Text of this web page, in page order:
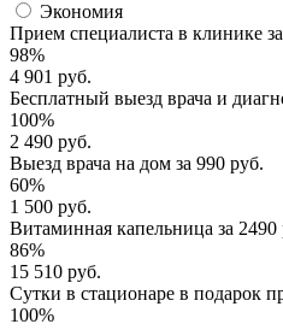
Экономия
Прием специалиста в клинике за
98%
4 901 руб.
Бесплатный выезд врача и
100%
2 490 руб.
Выезд врача на дом за 990 руб.
60%
1 500 руб.
Витаминная капельница за 2490
86%
15 510 руб.
Сутки в стационаре в подарок
100%